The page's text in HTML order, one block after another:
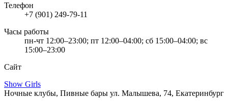
Телефон
+7 (901) 249-79-11
Часы работы
пн-чт 12:00–23:00; пт 12:00–04:00; сб 15:00–04:00; вс
15:00–23:00
Сайт
Show Girls
Ночные клубы, Пивные бары ул. Малышева, 74, Екатеринбург